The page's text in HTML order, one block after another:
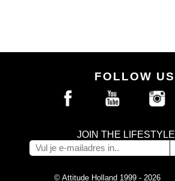
FOLLOW US
JOIN THE LIFESTYLE
© Attitude Holland 1999 - 2026